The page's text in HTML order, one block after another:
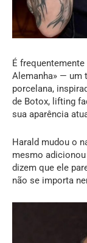
É
Alemanha» — um
porcelana,
de Botox, lifting
sua aparência
Harald mudou o
mesmo
dizem que ele
não se importa